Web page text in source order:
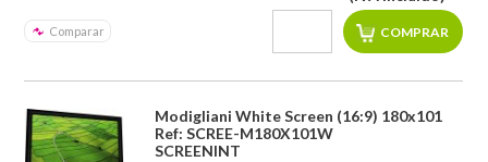
Comparar
Modigliani White Screen (16:9) 180x101
Ref: SCREE-M180X101W
SCREENINT